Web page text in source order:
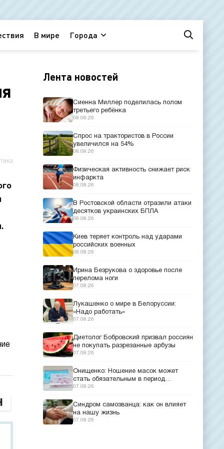
В мире Города
Лента новостей
Сиенна Миллер поделилась полом
третьего ребёнка
08.08.26
Спрос на трактористов в России
увеличился на 54%
08.08.26
Физическая активность снижает риск
инфаркта
08.08.26
В Ростовской области отразили атаки
десятков украинских БПЛА
08.08.26
Киев теряет контроль над ударами
российских военных
08.08.26
Ирина Безрукова о здоровье после
перелома ноги
07.08.26
Лукашенко о мире в Белоруссии:
«Надо работать»
07.08.26
Диетолог Бобровский призвал россиян
не покупать разрезанные арбузы
07.08.26
Онищенко: Ношение масок может
стать обязательным в период
эпидемий
07.08.26
Синдром самозванца: как он влияет
на нашу жизнь
07.08.26